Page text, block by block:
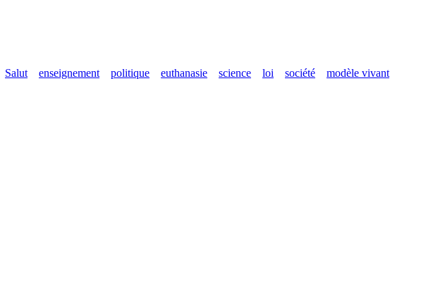
Salut enseignement politique euthanasie science loi société
modèle vivant